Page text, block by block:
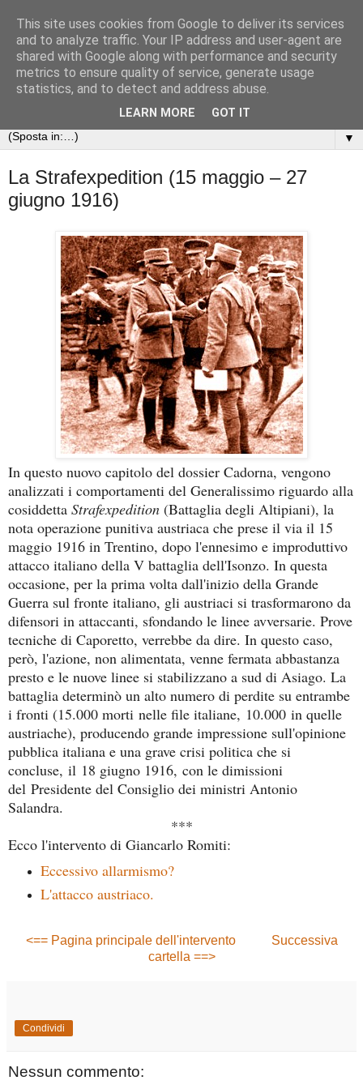
Arte nella Grande Guerra
Le opere d'arte e gli scritti dei soldati della Prima guerra
▼
La Strafexpedition (15 maggio – 27
giugno 1916)
In questo nuovo capitolo del dossier Cadorna, vengono
analizzati i comportamenti del Generalissimo riguardo alla
cosiddetta Strafexpedition (Battaglia degli Altipiani), la
nota operazione punitiva austriaca che prese il via il 15
maggio 1916 in Trentino, dopo l'ennesimo e improduttivo
attacco italiano della V battaglia dell'Isonzo. In questa
occasione, per la prima volta dall'inizio della Grande
Guerra sul fronte italiano, gli austriaci si trasformarono da
difensori in attaccanti, sfondando le linee avversarie. Prove
tecniche di Caporetto, verrebbe da dire. In questo caso,
però, l'azione, non alimentata, venne fermata abbastanza
presto e le nuove linee si stabilizzano a sud di Asiago. La
battaglia determinò un alto numero di perdite su entrambe
i fronti (15.000 morti nelle file italiane, 10.000 in quelle
austriache), producendo grande impressione sull'opinione
pubblica italiana e una grave crisi politica che si
concluse, il 18 giugno 1916, con le dimissioni
del Presidente del Consiglio dei ministri Antonio
Salandra.
***
Ecco l'intervento di Giancarlo Romiti:
Eccessivo allarmismo?
L'attacco austriaco.
<== Pagina principale dell'intervento
Successiva
cartella ==>
Condividi
Nessun commento:
This site uses cookies from Google to deliver its services
and to analyze traffic. Your IP address and user-agent are
shared with Google along with performance and security
metrics to ensure quality of service, generate usage
statistics, and to detect and address abuse.
LEARN MORE GOT IT